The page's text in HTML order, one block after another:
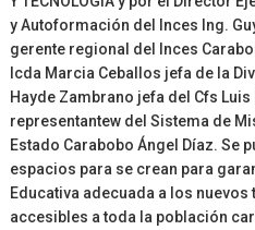
y Autoformación del Inces Ing.
gerente regional del Inces
lcda Marcia Ceballos jefa de la
Hayde Zambrano jefa del Cfs
representantew del Sistema de
Estado Carabobo Ángel Díaz. Se
espacios para se crean para
Educativa adecuada a los
accesibles a toda la población